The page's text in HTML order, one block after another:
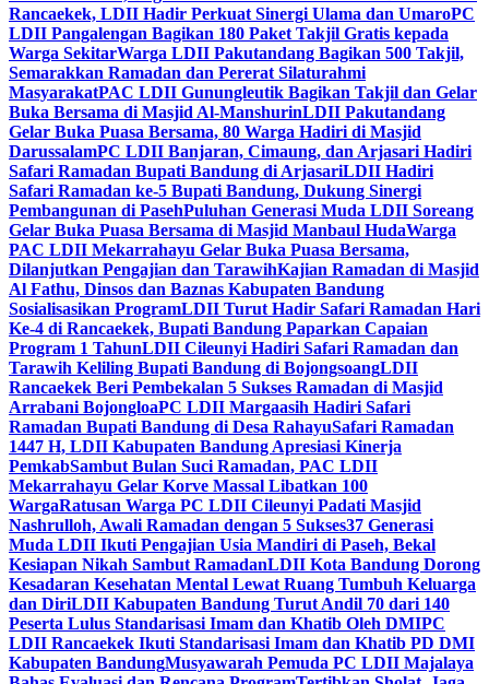
Rancaekek, LDII Hadir Perkuat Sinergi Ulama dan UmaroPC
LDII Pangalengan Bagikan 180 Paket Takjil Gratis kepada
Warga SekitarWarga LDII Pakutandang Bagikan 500 Takjil,
Semarakkan Ramadan dan Pererat Silaturahmi
MasyarakatPAC LDII Gunungleutik Bagikan Takjil dan Gelar
Buka Bersama di Masjid Al-ManshurinLDII Pakutandang
Gelar Buka Puasa Bersama, 80 Warga Hadiri di Masjid
DarussalamPC LDII Banjaran, Cimaung, dan Arjasari Hadiri
Safari Ramadan Bupati Bandung di ArjasariLDII Hadiri
Safari Ramadan ke-5 Bupati Bandung, Dukung Sinergi
Pembangunan di PasehPuluhan Generasi Muda LDII Soreang
Gelar Buka Puasa Bersama di Masjid Manbaul HudaWarga
PAC LDII Mekarrahayu Gelar Buka Puasa Bersama,
Dilanjutkan Pengajian dan TarawihKajian Ramadan di Masjid
Al Fathu, Dinsos dan Baznas Kabupaten Bandung
Sosialisasikan ProgramLDII Turut Hadir Safari Ramadan Hari
Ke-4 di Rancaekek, Bupati Bandung Paparkan Capaian
Program 1 TahunLDII Cileunyi Hadiri Safari Ramadan dan
Tarawih Keliling Bupati Bandung di BojongsoangLDII
Rancaekek Beri Pembekalan 5 Sukses Ramadan di Masjid
Arrabani BojongloaPC LDII Margaasih Hadiri Safari
Ramadan Bupati Bandung di Desa RahayuSafari Ramadan
1447 H, LDII Kabupaten Bandung Apresiasi Kinerja
PemkabSambut Bulan Suci Ramadan, PAC LDII
Mekarrahayu Gelar Korve Massal Libatkan 100
WargaRatusan Warga PC LDII Cileunyi Padati Masjid
Nashrulloh, Awali Ramadan dengan 5 Sukses37 Generasi
Muda LDII Ikuti Pengajian Usia Mandiri di Paseh, Bekal
Kesiapan Nikah Sambut RamadanLDII Kota Bandung Dorong
Kesadaran Kesehatan Mental Lewat Ruang Tumbuh Keluarga
dan DiriLDII Kabupaten Bandung Turut Andil 70 dari 140
Peserta Lulus Standarisasi Imam dan Khatib Oleh DMIPC
LDII Rancaekek Ikuti Standarisasi Imam dan Khatib PD DMI
Kabupaten BandungMusyawarah Pemuda PC LDII Majalaya